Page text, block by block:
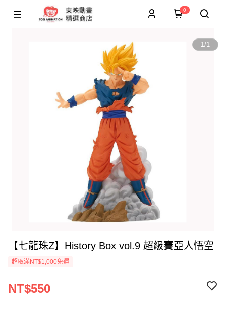
0
1/1
【七龍珠Z】History Box vol.9 超級賽亞人悟空
超取滿NT$1,000免運
NT$550